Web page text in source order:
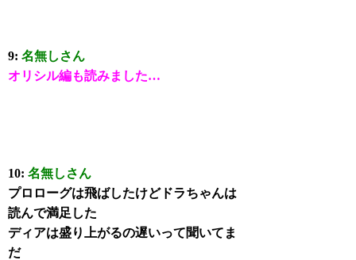
9:名無しさん
オリシル編も読みました…
10:名無しさん
プロローグは飛ばしたけどドラちゃんは
読んで満足した
ディアは盛り上がるの遅いって聞いてま
だ